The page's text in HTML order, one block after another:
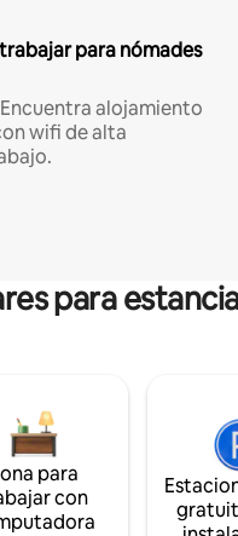
para nómades
alojamiento
wifi de alta
para
para
con